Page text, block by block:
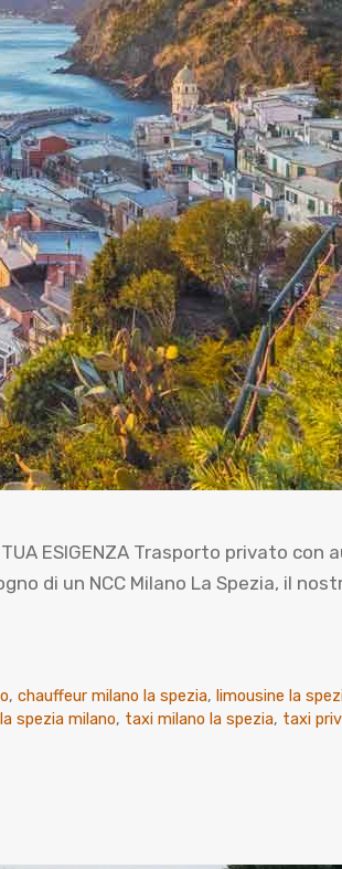
TUA ESIGENZA Trasporto privato
di un NCC Milano La Spezia, il
,chauffeur milano la spezia,limousine la
spezia milano, taxi milano la spezia, taxi